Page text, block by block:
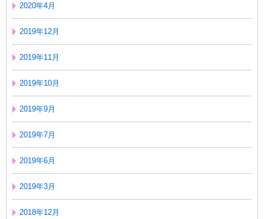
2020年4月
2019年12月
2019年11月
2019年10月
2019年9月
2019年7月
2019年6月
2019年3月
2018年12月